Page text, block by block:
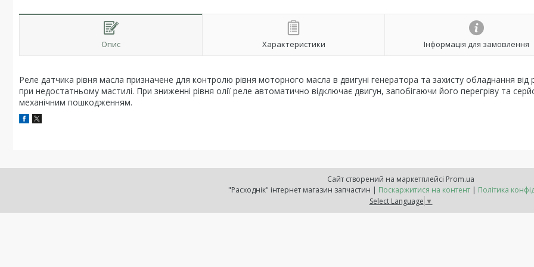
Опис Характеристики Інформація для замовлення
Реле датчика рівня масла призначене для контролю рівня моторного масла в двигуні генератора та захисту обладнання від
при недостатньому мастилі. При зниженні рівня олії реле автоматично відключає двигун, запобігаючи його перегріву та
механічним пошкодженням.
Сайт створений на маркетплейсі Prom.ua
"Расходнік" інтернет магазин запчастин | Поскаржитися на контент | Політика
Select Language ▼